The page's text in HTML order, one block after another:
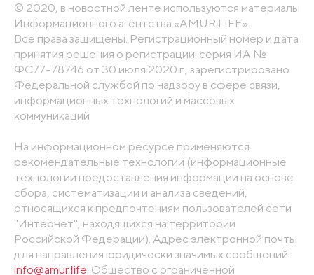
© 2020, в новостной ленте используются материалы
Информационного агентства «AMUR.LIFE».
Все права защищены. Регистрационный номер и дата
принятия решения о регистрации: серия ИА №
ФС77-78746 от 30 июля 2020 г., зарегистрировано
Федеральной службой по надзору в сфере связи,
информационных технологий и массовых
коммуникаций
На информационном ресурсе применяются
рекомендательные технологии (информационные
технологии предоставления информации на основе
сбора, систематизации и анализа сведений,
относящихся к предпочтениям пользователей сети
"Интернет", находящихся на территории
Российской Федерации). Адрес электронной почты
для направления юридически значимых сообщений:
info@amur.life. Общество с ограниченной